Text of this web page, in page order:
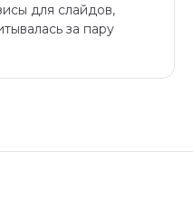
для слайдов,
за пару